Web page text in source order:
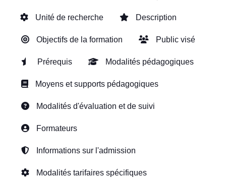
Unité de recherche Description
Objectifs de la formation Public visé
Prérequis Modalités pédagogiques
Moyens et supports pédagogiques
Modalités d'évaluation et de suivi
Formateurs
Informations sur l'admission
Modalités tarifaires spécifiques